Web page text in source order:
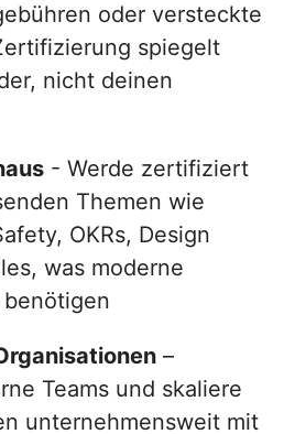
oder versteckte
spiegelt
nicht deinen
- Werde zertifiziert
Themen wie
OKRs, Design
was moderne
–
Teams und skaliere
unternehmensweit mit